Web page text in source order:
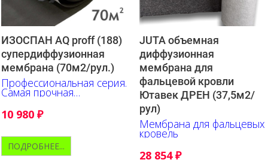
ИЗОСПАН AQ proff (188)
супердиффузионная
мембрана (70м2/рул.)
Профессиональная серия.
Самая прочная
супердиффузионная
мембрана.
10 980 ₽
ПОДРОБНЕЕ...
JUTA объемная
диффузионная
мембрана для
фальцевой кровли
Ютавек ДРЕН (37,5м2/
рул)
Мембрана для фальцевых
кровель
28 854₽